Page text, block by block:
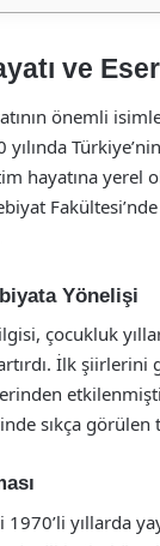
ve
önemli
yılında
hayatına yerel
Yönelişi
çocukluk
İlk şiirlerini
sıkça
yıllarda